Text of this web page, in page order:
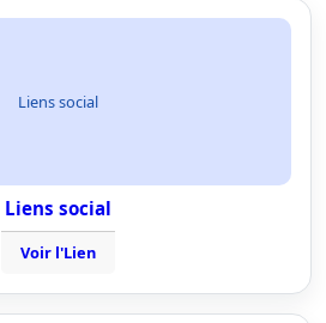
Liens social
Liens social
Voir l'Lien